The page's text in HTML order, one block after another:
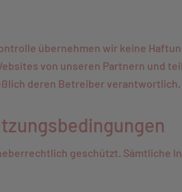
übernehmen wir keine
von unseren Partnern und
deren Betreiber verantwortlich.
geschützt. Sämtliche